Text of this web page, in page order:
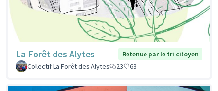
La Forêt des Alytes
Retenue par le tri citoyen
Collectif La Forêt des Alytes
23 63